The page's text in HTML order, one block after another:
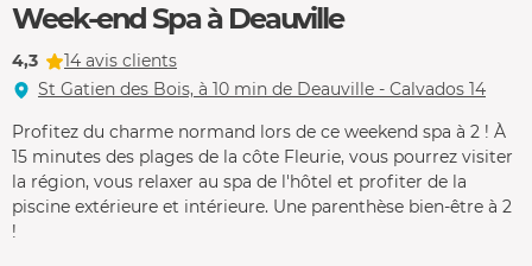
Week-end Spa à Deauville
4,3
14 avis clients
St Gatien des Bois, à 10 min de Deauville - Calvados 14
Profitez du charme normand lors de ce weekend spa à 2 ! À
15 minutes des plages de la côte Fleurie, vous pourrez visiter
la région, vous relaxer au spa de l'hôtel et profiter de la
piscine extérieure et intérieure. Une parenthèse bien-être à 2
!